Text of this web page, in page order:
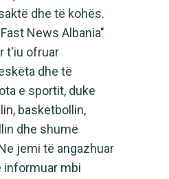
dhe të kohës.
News Albania"
t'iu ofruar
dhe të
e sportit, duke
basketbollin,
dhe shumë
jemi të angazhuar
informuar mbi